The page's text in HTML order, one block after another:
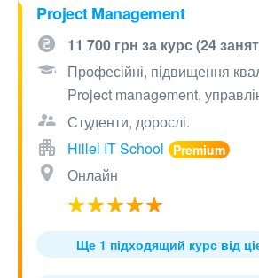
Project Management
11 700 грн за курс (24
Професійні, підвищення
Project management,
Студенти, дорослі.
Hillel IT School
Онлайн
Ще 1 підходящий курс від